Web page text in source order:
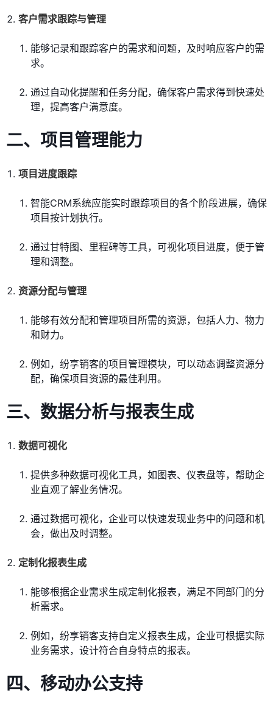
客户需求跟踪与管理
能够记录和跟踪客户的需求和问题，及时响应客户的需
求。
通过自动化提醒和任务分配，确保客户需求得到快速处
理，提高客户满意度。
二、项目管理能力
项目进度跟踪
智能CRM系统应能实时跟踪项目的各个阶段进展，确保
项目按计划执行。
通过甘特图、里程碑等工具，可视化项目进度，便于管
理和调整。
资源分配与管理
能够有效分配和管理项目所需的资源，包括人力、物力
和财力。
例如，纷享销客的项目管理模块，可以动态调整资源分
配，确保项目资源的最佳利用。
三、数据分析与报表生成
数据可视化
提供多种数据可视化工具，如图表、仪表盘等，帮助企
业直观了解业务情况。
通过数据可视化，企业可以快速发现业务中的问题和机
会，做出及时调整。
定制化报表生成
能够根据企业需求生成定制化报表，满足不同部门的分
析需求。
例如，纷享销客支持自定义报表生成，企业可根据实际
业务需求，设计符合自身特点的报表。
四、移动办公支持